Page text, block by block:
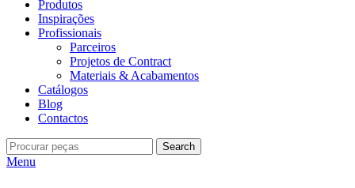
Produtos
Inspirações
Profissionais
Parceiros
Projetos de Contract
Materiais & Acabamentos
Catálogos
Blog
Contactos
Search
Menu